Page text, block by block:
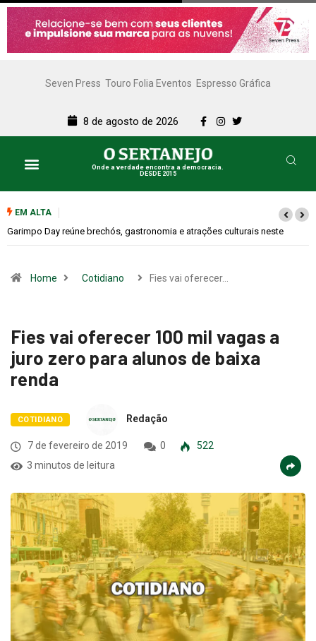
Seven Press Touro Folia Eventos Espresso Gráfica
8 de agosto de 2026
Onde a verdade encontra a democracia.
DESDE 2015
EM ALTA
Bugonia transforma paranoia e conspiração em um suspense imprevisível
Home Cotidiano Fies vai oferecer…
Fies vai oferecer 100 mil vagas a
juro zero para alunos de baixa
renda
COTIDIANO Redação
7 de fevereiro de 2019 0
522
3 minutos de leitura